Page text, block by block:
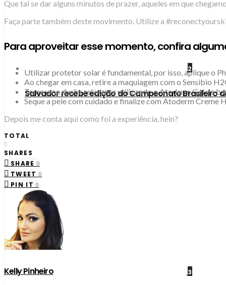
2
​Salvador recebe edição do Campeonato Brasileiro
3
Que tal se dar alguns minutos de prazer, aqueles em que
Faça parte também deste movimento. Utilize a
Para aproveitar esse momento, confira
Utilizar protetor solar é fundamental, por isso, aplique o
Ao chegar em casa, retire a maquiagem com o Sensibio
Tome uma ducha relaxante utilizando o Atoderm Gel de
Seque a pele com cuidado e finalize com Atoderm Creme
Depois me conta aqui como foi a experiência, hein?
TOTAL
0
SHARES
SHARE 0
TWEET 0
PIN IT 0
Kelly Pinheiro